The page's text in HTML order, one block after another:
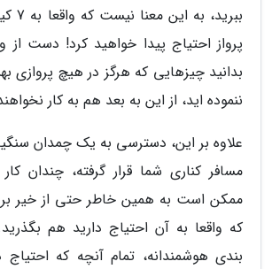
پرواز احتیاج پیدا خواهید کرد! دست از
بدانید چیزهایی که هرگز در هیچ پروازی
ننموده اید، از این به بعد هم به کار
علاوه بر این، دسترسی به یک چمدان
مسافر کناری شما قرار گرفته، چندان
ممکن است به همین خاطر حتی از خیر
که واقعا به آن احتیاج دارید هم
بندی هوشمندانه، تمام آنچه که احتیاج